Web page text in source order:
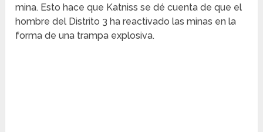
mina. Esto hace que Katniss se dé cuenta de que el
hombre del Distrito 3 ha reactivado las minas en la
forma de una trampa explosiva.